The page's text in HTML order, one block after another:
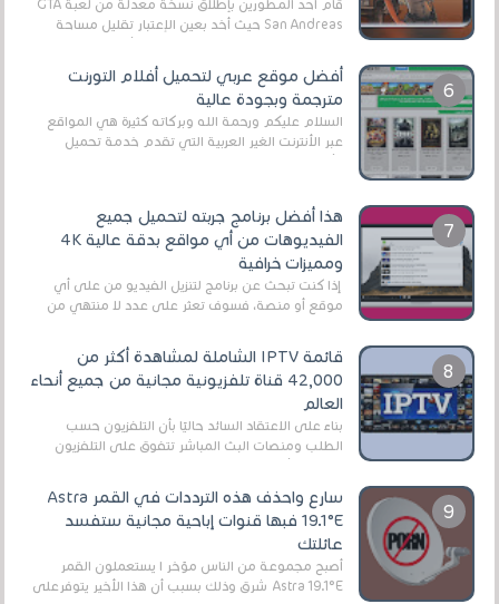
قام أحد المطورين بإطلاق نسخة معدلة من لعبة GTA
San Andreas حيث أخد بعين الإعتبار تقليل مساحة
أفضل موقع عربي لتحميل أفلام التورنت
مترجمة وبجودة عالية
السلام عليكم ورحمة الله وبركاته كثيرة هي المواقع
عبر الأنترنت الغير العربية التي تقدم خدمة تحميل
الأفلام على التورنت ، ومعظم هذه المواقع ل...
هذا أفضل برنامج جربته لتحميل جميع
الفيديوهات من أي مواقع بدقة عالية 4K
ومميزات خرافية
إذا كنت تبحث عن برنامج لتنزيل الفيديو من على أي
موقع أو منصة، فسوف تعثر على عدد لا منتهي من
قائمة IPTV الشاملة لمشاهدة أكثر من
42,000 قناة تلفزيونية مجانية من جميع أنحاء
العالم
بناءً على الاعتقاد السائد حاليًا بأن التلفزيون حسب
الطلب ومنصات البث المباشر تتفوق على التلفزيون
الرقمي الأرضي التقليدي، يُعدّ IPTV-org خيار...
سارع واحذف هذه الترددات في القمر Astra
19.1°E فبها قنوات إباحية مجانية ستفسد
عائلتك
أصبح مجموعة من الناس مؤخر ا يستعملون القمر
Astra 19.1°E شرق وذلك بسبب أن هذا الأخير يتوفرعلى